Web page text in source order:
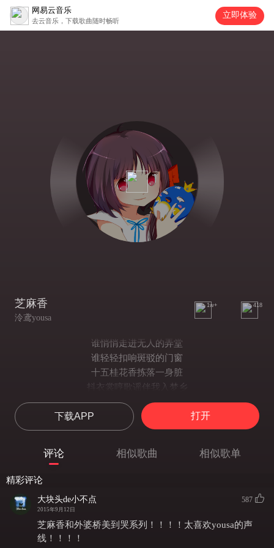
网易云音乐
去云音乐，下载歌曲随时畅听
立即体验
芝麻香
泠鸢yousa
1w+ 418
谁悄悄走进无人的弄堂
谁轻轻扣响斑驳的门窗
十五桂花香拣落一身脏
抖衣裳哼歌谣伴我入梦乡
腊八熬粥忙添柴炉火旺
剪窗花转瞬又是一岁长
追晨去几摞行囊
丢失我衣兜的蜜糖
谁悠悠哼起儿时的吟唱
下载APP 打开
评论 相似歌曲 相似歌单
精彩评论
大块头de小不点
2015年9月12日
587
芝麻香和外婆桥美到哭系列！！！！太喜欢yousa的声
线！！！！